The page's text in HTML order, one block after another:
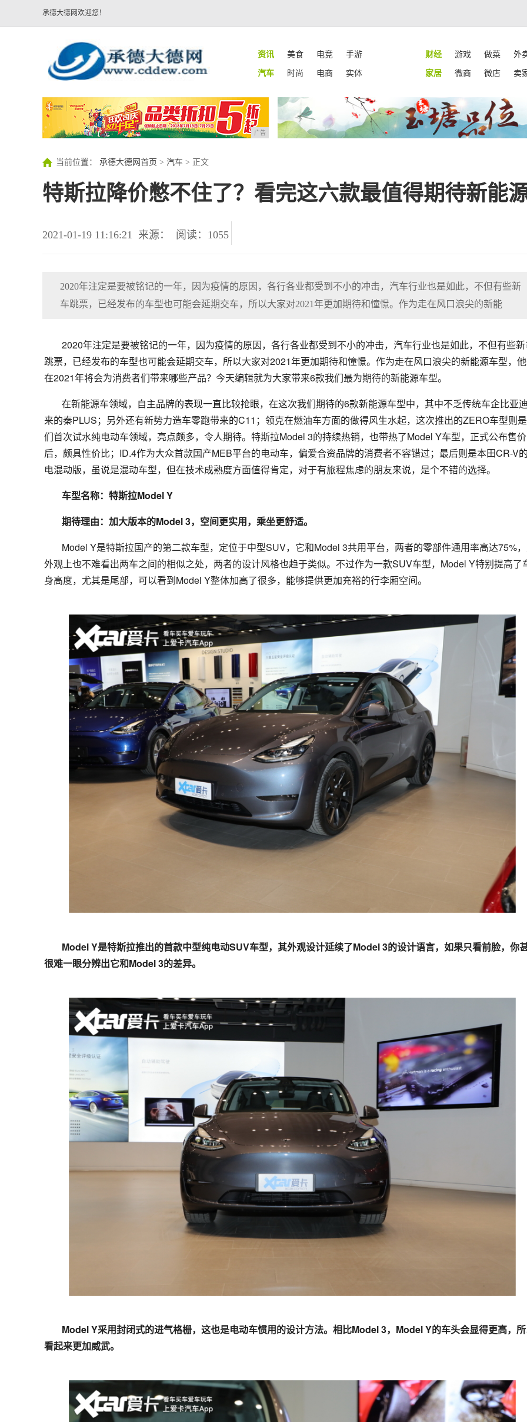
承德大德网欢迎您！
资讯 美食 电竞 手游 财经 游戏 做菜
外
汽车
时尚 电商 实体 家居 微商 微店 卖
广告
当前位置： 承德大德网首页 > 汽车 > 正文
特斯拉降价憋不住了？看完这六款最值得期待新能
2021-01-19 11:16:21 来源： 阅读：1055
2020年注定是要被铭记的一年，因为疫情的原因，各行各业都受到不小的冲击，汽车行业也是如此，不但有些新
车跳票，已经发布的车型也可能会延期交车，所以大家对2021年更加期待和憧憬。作为走在风口浪尖的新能
2020年注定是要被铭记的一年，因为疫情的原因，各行各业都受到不小的冲击，汽车行业也是如此，不但有些
跳票，已经发布的车型也可能会延期交车，所以大家对2021年更加期待和憧憬。作为走在风口浪尖的新能源车型，
在2021年将会为消费者们带来哪些产品？今天编辑就为大家带来6款我们最为期待的新能源车型。
在新能源车领域，自主品牌的表现一直比较抢眼，在这次我们期待的6款新能源车型中，其中不乏传统车企比亚
来的秦PLUS；另外还有新势力造车零跑带来的C11；领克在燃油车方面的做得风生水起，这次推出的ZERO车型则
们首次试水纯电动车领域，亮点颇多，令人期待。特斯拉Model 3的持续热销，也带热了Model Y车型，正式公布售价
后，颇具性价比；ID.4作为大众首款国产MEB平台的电动车，偏爱合资品牌的消费者不容错过；最后则是本田CR-V
电混动版，虽说是混动车型，但在技术成熟度方面值得肯定，对于有旅程焦虑的朋友来说，是个不错的选择。
车型名称：特斯拉Model Y
期待理由：加大版本的Model 3，空间更实用，乘坐更舒适。
Model Y是特斯拉国产的第二款车型，定位于中型SUV，它和Model 3共用平台，两者的零部件通用率高达75%
外观上也不难看出两车之间的相似之处，两者的设计风格也趋于类似。不过作为一款SUV车型，Model Y特别提高了
身高度，尤其是尾部，可以看到Model Y整体加高了很多，能够提供更加充裕的行李厢空间。
Model Y是特斯拉推出的首款中型纯电动SUV车型，其外观设计延续了Model 3的设计语言，如果只看前脸，你
很难一眼分辨出它和Model 3的差异。
Model Y采用封闭式的进气格栅，这也是电动车惯用的设计方法。相比Model 3，Model Y的车头会显得更高，
看起来更加威武。